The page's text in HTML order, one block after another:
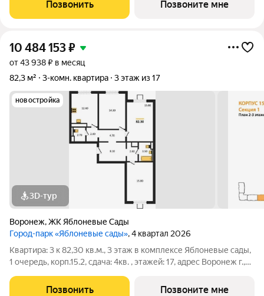
Позвонить Позвоните мне
10 484 153₽
от 43 938 ₽ в месяц
82,3 м²
3-комн. квартира 3 этаж из 17
новостройка
3D-тур
Воронеж,ЖК Яблоневые Сады
Город-парк «Яблоневые сады», 4 квартал 2026
Квартира: 3 к 82,30 кв.м., 3 этаж в комплексе Яблоневые сады,
1 очередь, корп.15.2, сдача: 4кв. , этажей: 17, адрес Воронеж г.,
Позвонить Позвоните мне